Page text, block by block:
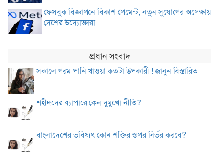
ফেসবুক বিজ্ঞাপনে বিকাশ পেমেন্ট, নতুন সুযোগের অপেক্ষায়
দেশের উদ্যোক্তারা
প্রধান সংবাদ
সকালে গরম পানি খাওয়া কতটা উপকারী ! জানুন বিস্তারিত
শহীদদের ব্যাপারে কেন দুমুখো নীতি?
বাংলাদেশের ভবিষ্যৎ কোন শক্তির ওপর নির্ভর করবে?